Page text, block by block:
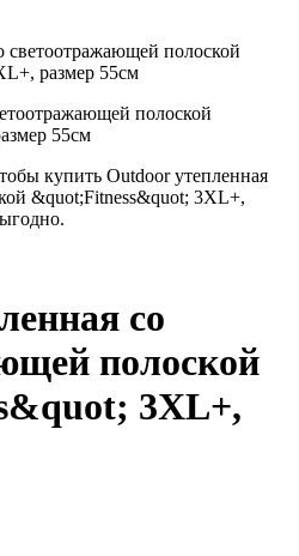
светоотражающей полоской
размер 55см
купить Outdoor утепленная
&quot;Fitness&quot; 3XL+,
со
полоской
3XL+,